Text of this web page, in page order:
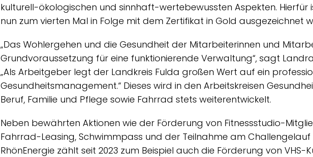
kulturell-ökologischen und sinnhaft-wertebewussten Aspekten. Hierfür
nun zum vierten Mal in Folge mit dem Zertifikat in Gold ausgezeichnet
„Das Wohlergehen und die Gesundheit der Mitarbeiterinnen und
Grundvoraussetzung für eine funktionierende Verwaltung“, sagt
„Als Arbeitgeber legt der Landkreis Fulda großen Wert auf ein
Gesundheitsmanagement.“ Dieses wird in den Arbeitskreisen
Beruf, Familie und Pflege sowie Fahrrad stets weiterentwickelt.
Neben bewährten Aktionen wie der Förderung von Fitnessstudio-
Fahrrad-Leasing, Schwimmpass und der Teilnahme am
RhönEnergie zählt seit 2023 zum Beispiel auch die Förderung von VHS-